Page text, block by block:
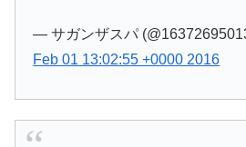
— サガンザスパ
Feb 01 13:02:55 +0000 2016